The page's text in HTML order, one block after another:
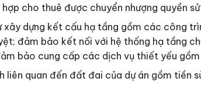
cho thuê được chuyển nhượng quyền
xây dựng kết cấu hạ tầng gồm các công
đảm bảo kết nối với hệ thống hạ tầng
bảo cung cấp các dịch vụ thiết yếu
liên quan đến đất đai của dự án gồm